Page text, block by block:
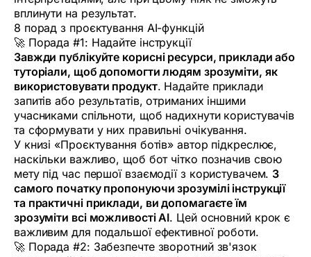
вплинути на результат.
8 порад з проєктування AI-функцій
🚀 Порада #1: Надайте інструкції
Завжди публікуйте корисні ресурси, приклади або
туторіали, щоб допомогти людям зрозуміти, як
використовувати продукт. Надайте приклади
запитів або результатів, отриманих іншими
учасниками спільноти, щоб надихнути користувачів
та сформувати у них правильні очікування.
У книзі «Проєктування ботів» автор підкреслює,
наскільки важливо, щоб бот чітко позначив свою
мету під час першої взаємодії з користувачем. З
самого початку пропонуючи зрозумілі інструкції
та практичні приклади, ви допомагаєте їм
зрозуміти всі можливості AI. Цей основний крок є
важливим для подальшої ефективної роботи.
🚀 Порада #2: Забезпечте зворотний зв'язок